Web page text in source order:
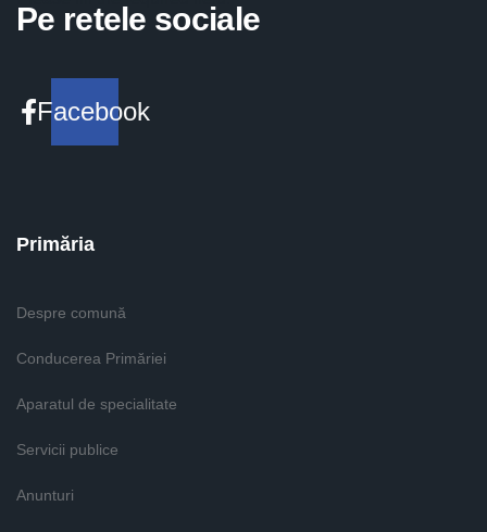
Pe retele sociale
Facebook
Primăria
Despre comună
Conducerea Primăriei
Aparatul de specialitate
Servicii publice
Anunturi